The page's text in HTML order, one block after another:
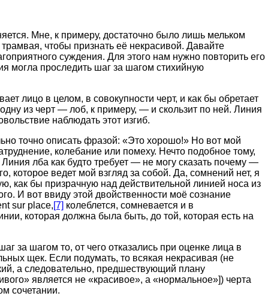
Мне, к примеру, достаточно было лишь мельком
чтобы признать её некрасивой. Давайте
суждения. Для этого нам нужно повторить его
могла проследить шаг за шагом стихийную
лицо в целом, в совокупности черт, и как бы обретает
из черт — лоб, к примеру, — и скользит по ней. Линия
наблюдать этот изгиб.
точно описать фразой: «Это хорошо!» Но вот мой
колебание или помеху. Нечто подобное тому,
лба как будто требует — не могу сказать почему —
которое ведет мой взгляд за собой. Да, сомнений нет, я
как бы призрачную над действительной линией носа из
И вот ввиду этой двойственности моё сознание
sur place,[7] колеблется, сомневается и в
которая должна была быть, до той, которая есть на
за шагом то, от чего отказались при оценке лица в
щек. Если подумать, то всякая некрасивая (не
а следовательно, предшествующий плану
является не «красивое», а «нормальное»]) черта
сочетании.